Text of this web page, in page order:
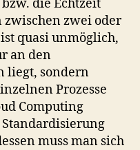
die Echtzeit
zwischen zwei oder
quasi unmöglich,
an den
liegt, sondern
Prozesse
Computing
muss man sich